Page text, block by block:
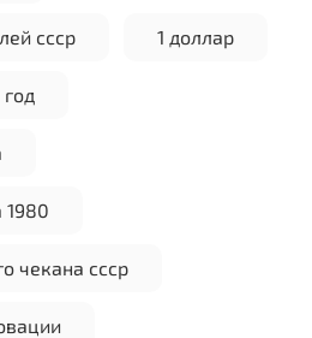
ссср 1 доллар
чекана ссср